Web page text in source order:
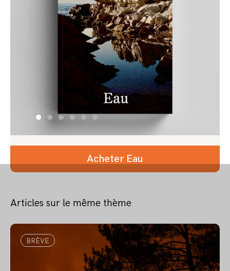
Acheter Eau
Articles sur le même thème
BRÈVE